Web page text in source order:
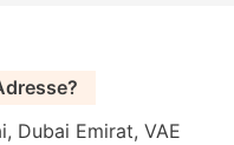
Dubai Emirat, VAE